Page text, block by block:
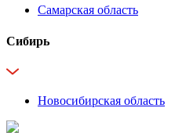
Самарская область
Сибирь
Новосибирская область